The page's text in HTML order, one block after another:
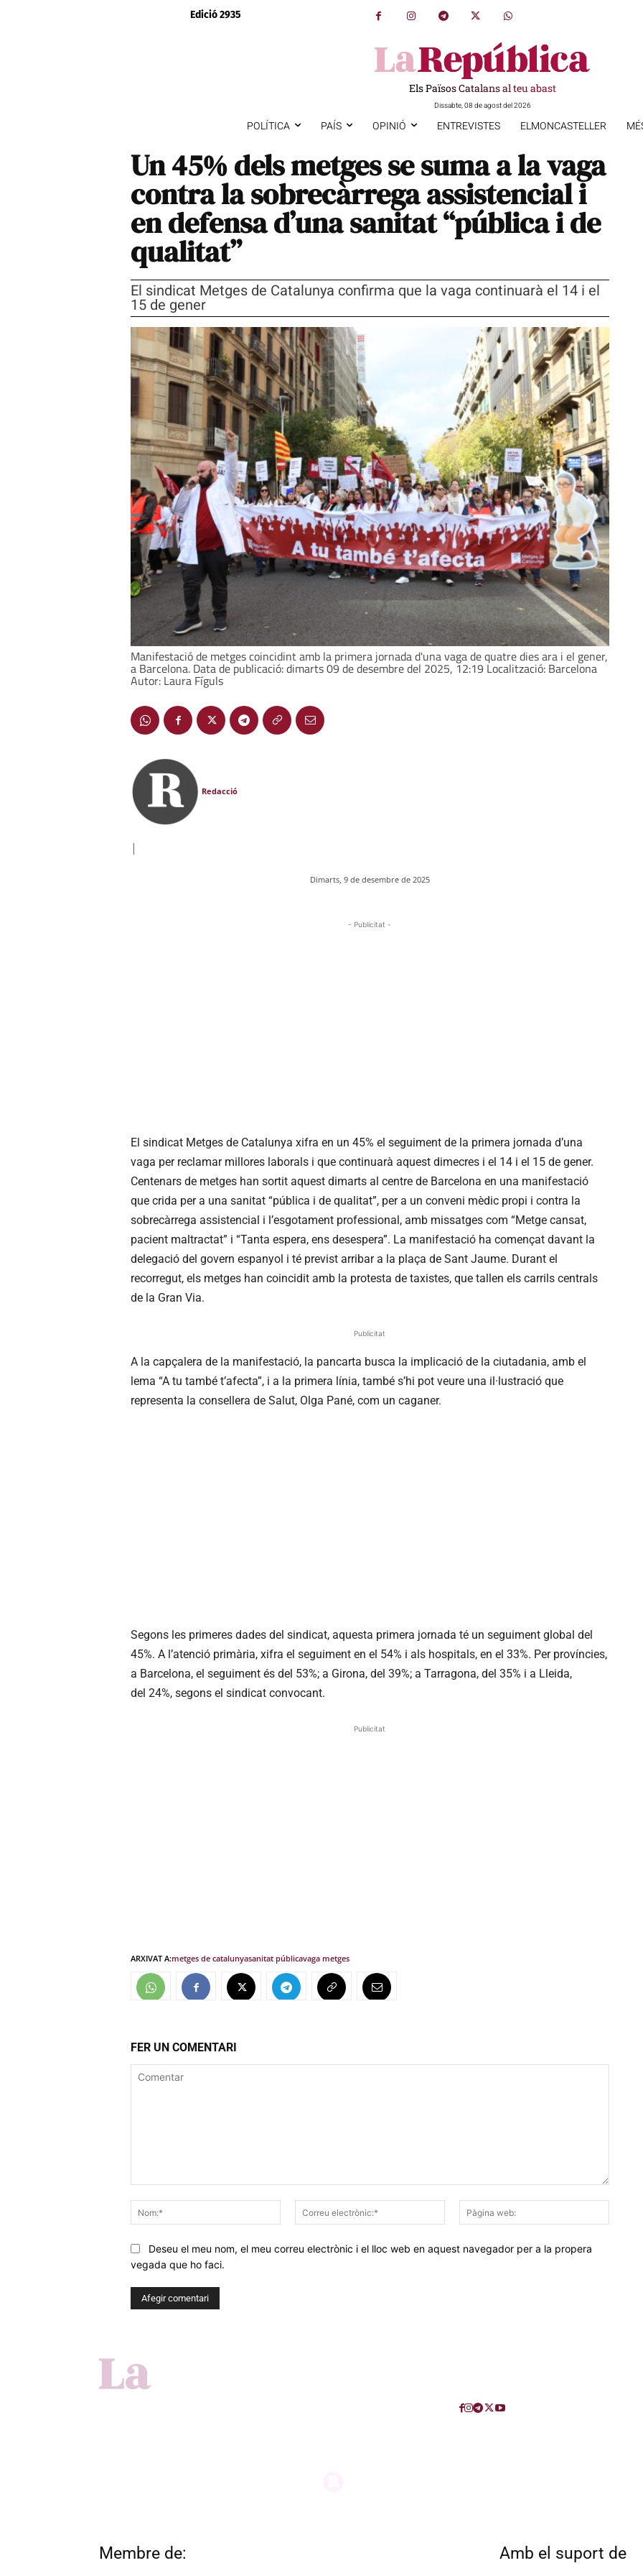
Edició 2935
Els Països Catalans al teu abast
Dissabte, 08 de agost del 2026
POLÍTICA PAÍS OPINIÓ ENTREVISTES ELMONCASTELLER
Un 45% dels metges se suma a la vaga
contra la sobrecàrrega assistencial i
en defensa d’una sanitat “pública i de
qualitat”
El sindicat Metges de Catalunya confirma que la vaga continuarà el 14 i el
15 de gener
Manifestació de metges coincidint amb la primera jornada d'una vaga de quatre dies ara i el gener,
a Barcelona. Data de publicació: dimarts 09 de desembre del 2025, 12:19 Localització: Barcelona
Autor: Laura Fíguls
Redacció
|
Dimarts, 9 de desembre de 2025
- Publicitat -
El sindicat Metges de Catalunya xifra en un 45% el seguiment de la primera jornada d’una
vaga per reclamar millores laborals i que continuarà aquest dimecres i el 14 i el 15 de gener.
Centenars de metges han sortit aquest dimarts al centre de Barcelona en una manifestació
que crida per a una sanitat “pública i de qualitat”, per a un conveni mèdic propi i contra la
sobrecàrrega assistencial i l’esgotament professional, amb missatges com “Metge cansat,
pacient maltractat” i “Tanta espera, ens desespera”. La manifestació ha començat davant la
delegació del govern espanyol i té previst arribar a la plaça de Sant Jaume. Durant el
recorregut, els metges han coincidit amb la protesta de taxistes, que tallen els carrils centrals
de la Gran Via.
Publicitat
A la capçalera de la manifestació, la pancarta busca la implicació de la ciutadania, amb el
lema “A tu també t’afecta”, i a la primera línia, també s’hi pot veure una il·lustració que
representa la consellera de Salut, Olga Pané, com un caganer.
Segons les primeres dades del sindicat, aquesta primera jornada té un seguiment global del
45%. A l’atenció primària, xifra el seguiment en el 54% i als hospitals, en el 33%. Per províncies,
a Barcelona, el seguiment és del 53%; a ⁠Girona, del 39%; a Tarragona, del 35% i a Lleida,
del 24%, segons el sindicat convocant.
Publicitat
ARXIVAT A:metges de catalunyasanitat públicavaga metges
FER UN COMENTARI
Nom:*
Correu
electrònic:*
web:
Deseu el meu nom, el meu correu electrònic i el lloc web en aquest navegador per a la propera
vegada que ho faci.
Membre de: Amb el suport de